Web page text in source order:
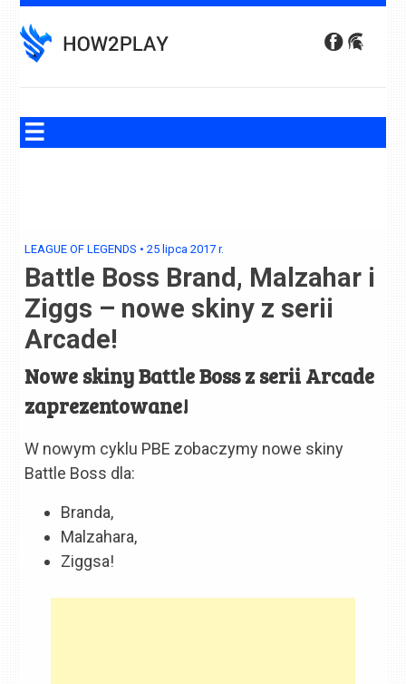
to
content
LEAGUE OF LEGENDS •25 lipca 2017 r.
Battle Boss Brand, Malzahar i
Ziggs – nowe skiny z serii
Arcade!
Nowe skiny Battle Boss z serii Arcade
zaprezentowane!
W nowym cyklu PBE zobaczymy nowe skiny
Battle Boss dla:
Branda,
Malzahara,
Ziggsa!